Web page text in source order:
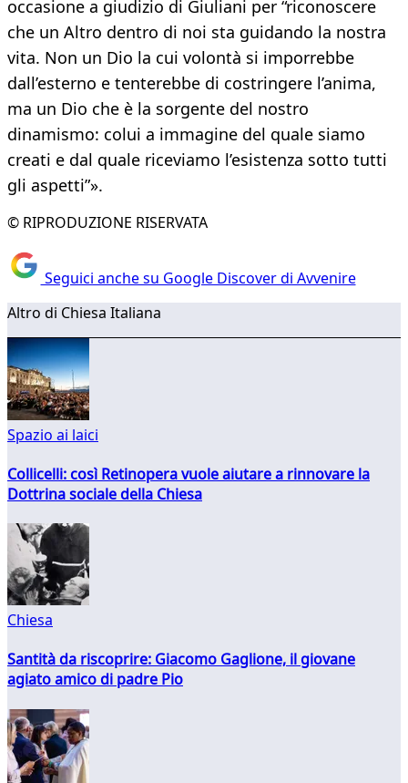
occasione a giudizio di Giuliani per “riconoscere
che un Altro dentro di noi sta guidando la nostra
vita. Non un Dio la cui volontà si imporrebbe
dall’esterno e tenterebbe di costringere l’anima,
ma un Dio che è la sorgente del nostro
dinamismo: colui a immagine del quale siamo
creati e dal quale riceviamo l’esistenza sotto tutti
gli aspetti”».
© RIPRODUZIONE RISERVATA
Seguici anche su Google Discover di Avvenire
Altro di Chiesa Italiana
Spazio ai laici
Collicelli: così Retinopera vuole aiutare a rinnovare la
Dottrina sociale della Chiesa
Chiesa
Santità da riscoprire: Giacomo Gaglione, il giovane
agiato amico di padre Pio